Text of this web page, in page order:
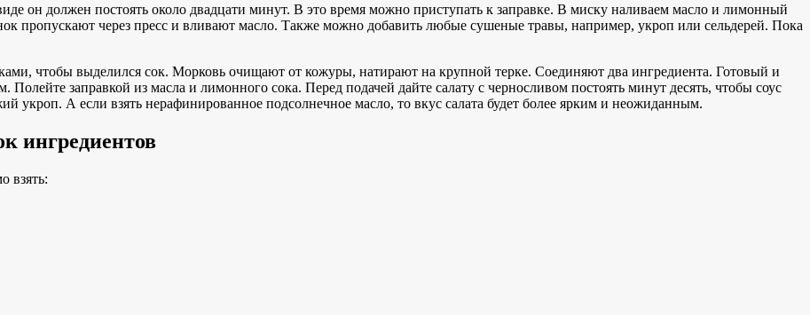
он должен постоять около двадцати минут. В это время можно приступать к заправке. В миску наливаем масло и лимонный
пропускают через пресс и вливают масло. Также можно добавить любые сушеные травы, например, укроп или сельдерей. Пока
чтобы выделился сок. Морковь очищают от кожуры, натирают на крупной терке. Соединяют два ингредиента. Готовый и
заправкой из масла и лимонного сока. Перед подачей дайте салату с черносливом постоять минут десять, чтобы соус
укроп. А если взять нерафинированное подсолнечное масло, то вкус салата будет более ярким и неожиданным.
ингредиентов
взять: